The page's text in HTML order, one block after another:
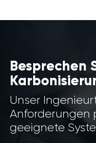
Besprechen
Unser
Anforderungen
geeignete